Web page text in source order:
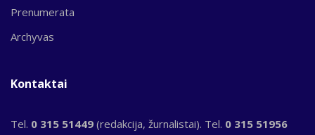
Prenumerata
Archyvas
Kontaktai
Tel. 0 315 51449 (redakcija, žurnalistai). Tel. 0 315 51956